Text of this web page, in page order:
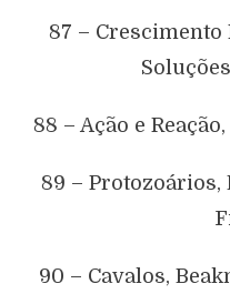
87 – Crescimento
88 – Ação e
89 – Protozoários,
90 – Cavalos,